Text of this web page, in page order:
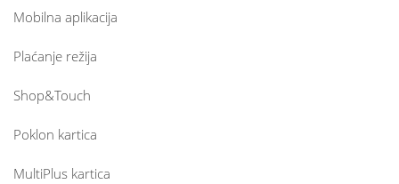
Mobilna aplikacija
Plaćanje režija
Shop&Touch
Poklon kartica
MultiPlus kartica